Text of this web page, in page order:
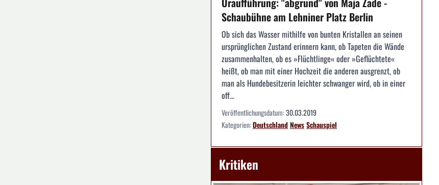
Schaubühne am Lehniner Platz Berlin
Ob sich das Wasser mithilfe von bunten Kristallen an seinen
ursprünglichen Zustand erinnern kann, ob Tapeten die Wände
zusammenhalten, ob es »Flüchtlinge« oder »Geflüchtete«
heißt, ob man mit einer Hochzeit die anderen ausgrenzt, ob
man als Hundebesitzerin leichter schwanger wird, ob in einer
off...
Veröffentlichungsdatum:30.03.2019
Kategorien:DeutschlandNewsSchauspiel
Kritiken